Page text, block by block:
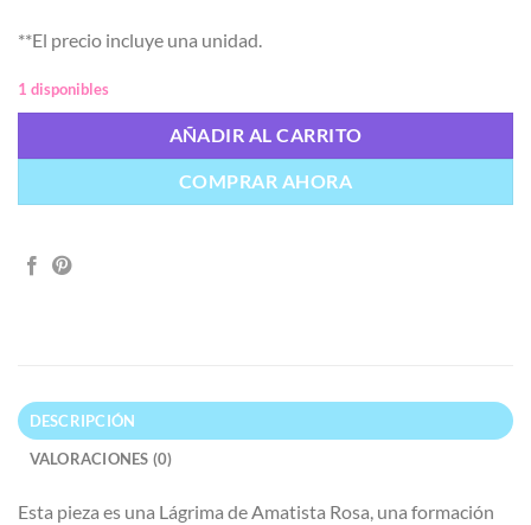
**El precio incluye una unidad.
1 disponibles
AÑADIR AL CARRITO
COMPRAR AHORA
DESCRIPCIÓN
VALORACIONES (0)
Esta pieza es una Lágrima de Amatista Rosa, una formación